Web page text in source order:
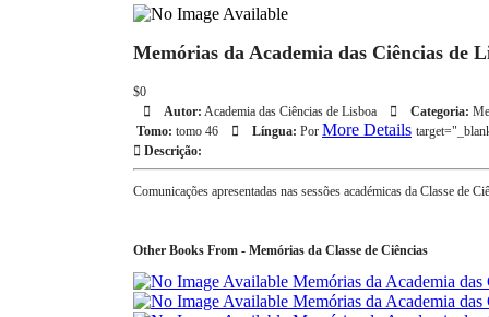
Memórias da Academia das Ciências de
$0
Autor: Academia das Ciências de Lisboa Categoria:
Tomo: tomo 46 Língua: Por More Details
Descrição:
Comunicações apresentadas nas sessões académicas da Classe de
Other Books From - Memórias da Classe de Ciências
Memórias da Academia
Memórias da Academia